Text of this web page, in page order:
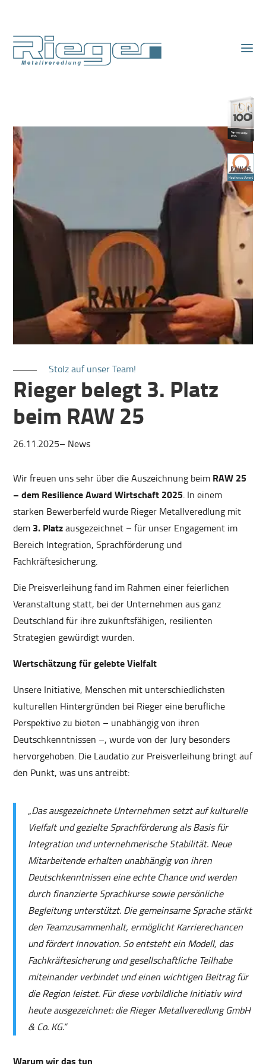
Stolz auf unser Team!
Rieger belegt 3. Platz
beim RAW 25
26.11.2025– News
Wir freuen uns sehr über die Auszeichnung beim RAW 25
– dem Resilience Award Wirtschaft 2025. In einem
starken Bewerberfeld wurde Rieger Metallveredlung mit
dem 3. Platz ausgezeichnet – für unser Engagement im
Bereich Integration, Sprachförderung und
Fachkräftesicherung.
Die Preisverleihung fand im Rahmen einer feierlichen
Veranstaltung statt, bei der Unternehmen aus ganz
Deutschland für ihre zukunftsfähigen, resilienten
Strategien gewürdigt wurden.
Wertschätzung für gelebte Vielfalt
Unsere Initiative, Menschen mit unterschiedlichsten
kulturellen Hintergründen bei Rieger eine berufliche
Perspektive zu bieten – unabhängig von ihren
Deutschkenntnissen –, wurde von der Jury besonders
hervorgehoben. Die Laudatio zur Preisverleihung bringt auf
den Punkt, was uns antreibt:
„Das ausgezeichnete Unternehmen setzt auf kulturelle
Vielfalt und gezielte Sprachförderung als Basis für
Integration und unternehmerische Stabilität. Neue
Mitarbeitende erhalten unabhängig von ihren
Deutschkenntnissen eine echte Chance und werden
durch finanzierte Sprachkurse sowie persönliche
Begleitung unterstützt. Die gemeinsame Sprache stärkt
den Teamzusammenhalt, ermöglicht Karrierechancen
und fördert Innovation. So entsteht ein Modell, das
Fachkräftesicherung und gesellschaftliche Teilhabe
miteinander verbindet und einen wichtigen Beitrag für
die Region leistet. Für diese vorbildliche Initiativ wird
heute ausgezeichnet: die Rieger Metallveredlung GmbH
& Co. KG.“
Warum wir das tun